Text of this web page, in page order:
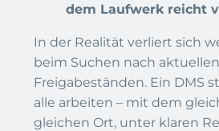
dem Laufwerk reicht
In der Realität verliert sich
beim Suchen nach
Freigabeständen. Ein DMS
alle arbeiten – mit dem
gleichen Ort, unter klaren